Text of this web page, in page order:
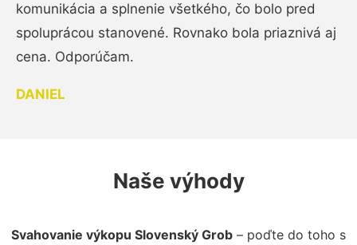
komunikácia a splnenie všetkého, čo bolo pred
spoluprácou stanovené. Rovnako bola priaznivá aj
cena. Odporúčam.
DANIEL
Naše výhody
Svahovanie výkopu Slovenský Grob – poďte do toho s